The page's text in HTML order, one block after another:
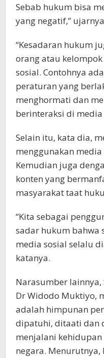
Sebab hukum bisa
yang negatif,”
“Kesadaran hukum
orang atau
sosial. Contohnya
peraturan yang
menghormati dan
berinteraksi di media
Selain itu, kata dia,
menggunakan
Kemudian juga
konten yang
masyarakat taat
“Kita sebagai
sadar hukum bahwa
media sosial selalu
katanya.
Narasumber
Dr Widodo Muktiyo,
adalah himpunan
dipatuhi, ditaati dan
menjalani
negara.